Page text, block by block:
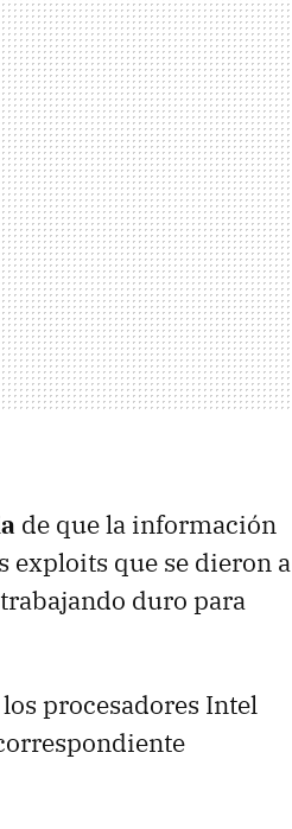
de que la información
exploits que se dieron a
duro para
procesadores Intel